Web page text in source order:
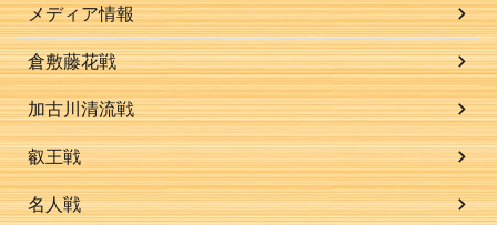
メディア情報
倉敷藤花戦
加古川清流戦
叡王戦
名人戦